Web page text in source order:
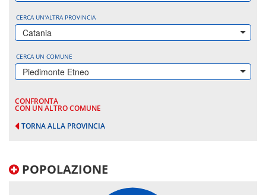
CERCA UN'ALTRA PROVINCIA
Catania
CERCA UN COMUNE
Piedimonte Etneo
CONFRONTA
CON UN ALTRO COMUNE
TORNA ALLA PROVINCIA
POPOLAZIONE